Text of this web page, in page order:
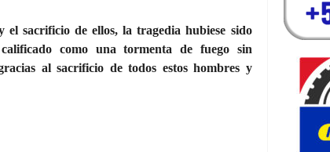
el sacrificio de ellos, la tragedia hubiese sido
como una tormenta de fuego sin
al sacrificio de todos estos hombres y